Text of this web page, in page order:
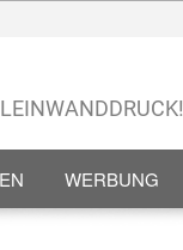
WERBUNG